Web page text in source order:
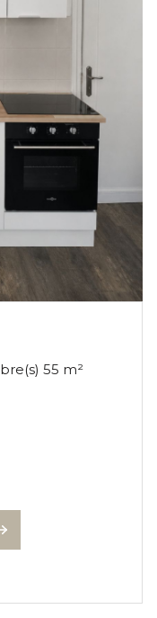
Duplex 2 pièce(s) 1 chambre(s) 55 m²